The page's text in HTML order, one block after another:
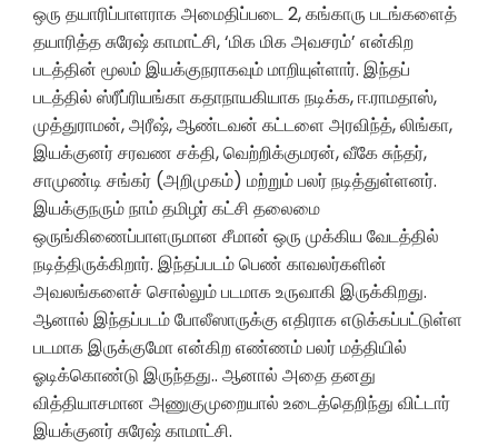
ஒரு தயாரிப்பாளராக அமைதிப்படை 2, கங்காரு படங்களைத்
தயாரித்த சுரேஷ் காமாட்சி, ‘மிக மிக அவசரம்’ என்கிற
படத்தின் மூலம் இயக்குநராகவும் மாறியுள்ளார். இந்தப்
படத்தில் ஸ்ரீப்ரியங்கா கதாநாயகியாக நடிக்க, ஈ.ராமதாஸ்,
முத்துராமன், அரீஷ், ஆண்டவன் கட்டளை அரவிந்த், லிங்கா,
இயக்குனர் சரவண சக்தி, வெற்றிக்குமரன், வீகே சுந்தர்,
சாமுண்டி சங்கர் (அறிமுகம்) மற்றும் பலர் நடித்துள்ளனர்.
இயக்குநரும் நாம் தமிழர் கட்சி தலைமை
ஒருங்கிணைப்பாளருமான சீமான் ஒரு முக்கிய வேடத்தில்
நடித்திருக்கிறார். இந்தப்படம் பெண் காவலர்களின்
அவலங்களைச் சொல்லும் படமாக உருவாகி இருக்கிறது.
ஆனால் இந்தப்படம் போலீஸாருக்கு எதிராக எடுக்கப்பட்டுள்ள
படமாக இருக்குமோ என்கிற எண்ணம் பலர் மத்தியில்
ஓடிக்கொண்டு இருந்தது.. ஆனால் அதை தனது
வித்தியாசமான அணுகுமுறையால் உடைத்தெறிந்து விட்டார்
இயக்குனர் சுரேஷ் காமாட்சி.